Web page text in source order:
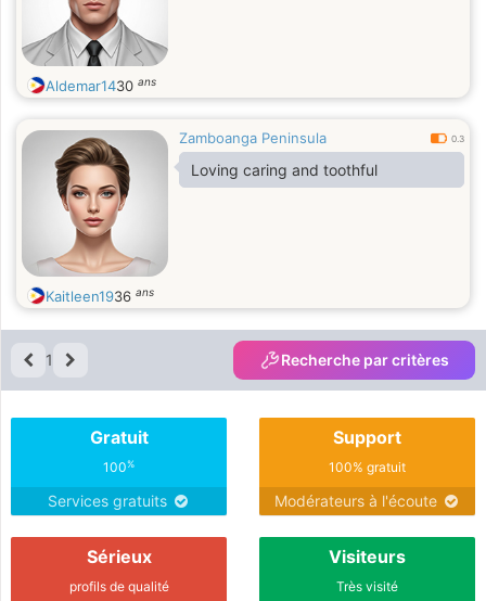
Aldemar1430 ans
Zamboanga Peninsula 0.3
Loving caring and toothful
Kaitleen1936 ans
1 Recherche par critères
Gratuit
100%
Services gratuits
Support
100% gratuit
Modérateurs à l'écoute
Sérieux
profils de qualité
Visiteurs
Très visité